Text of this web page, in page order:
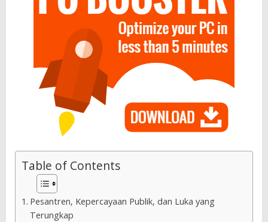
Table of Contents
Pesantren, Kepercayaan Publik, dan Luka yang
Terungkap